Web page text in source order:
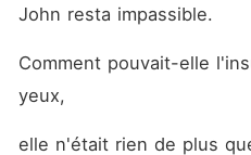
John resta impassible.
Comment pouvait-elle
yeux,
elle n'était rien de plus